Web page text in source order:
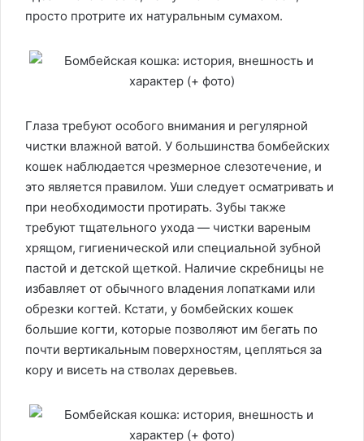
просто протрите их натуральным сумахом.
Глаза требуют особого внимания и регулярной
чистки влажной ватой. У большинства бомбейских
кошек наблюдается чрезмерное слезотечение, и
это является правилом. Уши следует осматривать и
при необходимости протирать. Зубы также
требуют тщательного ухода — чистки вареным
хрящом, гигиенической или специальной зубной
пастой и детской щеткой. Наличие скребницы не
избавляет от обычного владения лопатками или
обрезки когтей. Кстати, у бомбейских кошек
большие когти, которые позволяют им бегать по
почти вертикальным поверхностям, цепляться за
кору и висеть на стволах деревьев.